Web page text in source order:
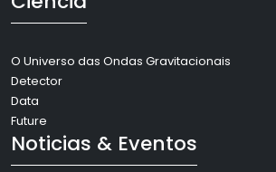
O Universo das Ondas Gravitacionais
Detector
Data
Future
Noticias & Eventos